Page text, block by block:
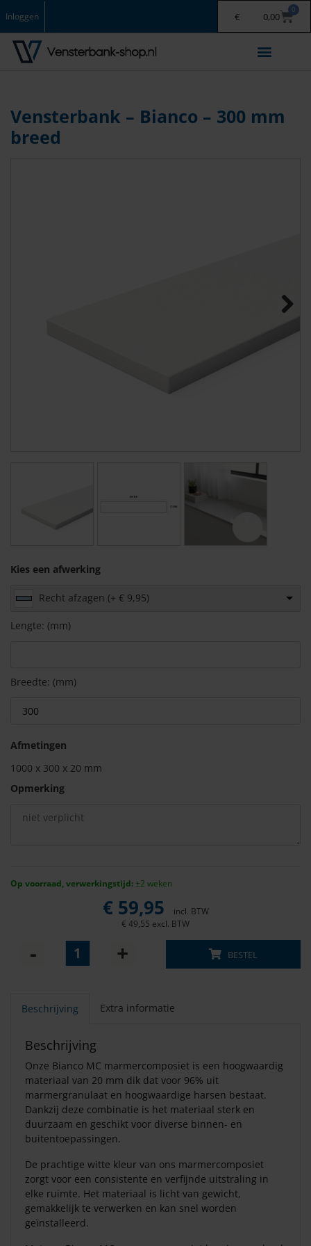
Inloggen € 0,00
0
Vensterbank – Bianco – 300 mm
breed
Kies een afwerking
Recht afzagen (+ € 9,95)
Lengte: (mm)
Breedte: (mm)
Afmetingen
1000 x 300 x 20 mm
Opmerking
Op voorraad, verwerkingstijd: ±2 weken
€ 59,95
incl. BTW
€ 49,55 excl. BTW
BESTEL
Beschrijving Extra informatie
Beschrijving
Onze Bianco MC marmercomposiet is een hoogwaardig
materiaal van 20 mm dik dat voor 96% uit
marmergranulaat en hoogwaardige harsen bestaat.
Dankzij deze combinatie is het materiaal sterk en
duurzaam en geschikt voor diverse binnen- en
buitentoepassingen.
De prachtige witte kleur van ons marmercomposiet
zorgt voor een consistente en verfijnde uitstraling in
elke ruimte. Het materiaal is licht van gewicht,
gemakkelijk te verwerken en kan snel worden
geïnstalleerd.